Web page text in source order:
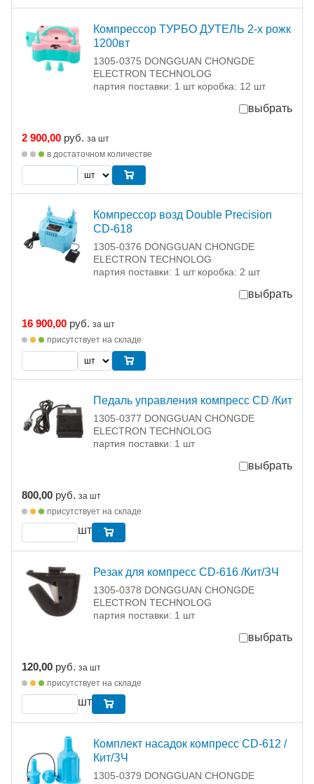
Компрессор ТУРБО ДУТЕЛЬ 2-х рожк
1200вт
1305-0375 DONGGUAN CHONGDE
ELECTRON TECHNOLOG
партия поставки: 1 шт коробка: 12 шт
выбрать
2 900,00 руб. за шт
в достаточном количестве
Компрессор возд Double Precision
CD-618
1305-0376 DONGGUAN CHONGDE
ELECTRON TECHNOLOG
партия поставки: 1 шт коробка: 2 шт
выбрать
16 900,00 руб. за шт
присутствует на складе
Педаль управления компресс CD /Кит
1305-0377 DONGGUAN CHONGDE
ELECTRON TECHNOLOG
партия поставки: 1 шт
выбрать
800,00 руб. за шт
присутствует на складе
шт
Резак для компресс CD-616 /Кит/ЗЧ
1305-0378 DONGGUAN CHONGDE
ELECTRON TECHNOLOG
партия поставки: 1 шт
выбрать
120,00 руб. за шт
присутствует на складе
шт
Комплект насадок компресс CD-612 /
Кит/ЗЧ
1305-0379 DONGGUAN CHONGDE